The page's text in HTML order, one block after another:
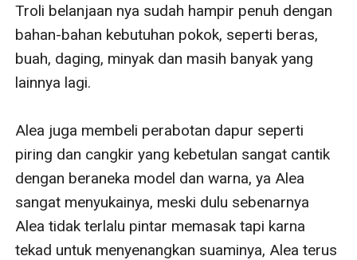
Troli belanjaan nya sudah hampir penuh dengan
bahan-bahan kebutuhan pokok, seperti beras,
buah, daging, minyak dan masih banyak yang
lainnya lagi.
Alea juga membeli perabotan dapur seperti
piring dan cangkir yang kebetulan sangat cantik
dengan beraneka model dan warna, ya Alea
sangat menyukainya, meski dulu sebenarnya
Alea tidak terlalu pintar memasak tapi karna
tekad untuk menyenangkan suaminya, Alea terus